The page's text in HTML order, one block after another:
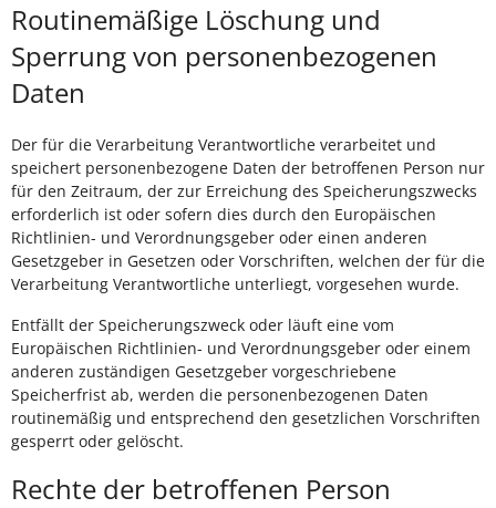
Routinemäßige Löschung und
Sperrung von personenbezogenen
Daten
Der für die Verarbeitung Verantwortliche verarbeitet und
speichert personenbezogene Daten der betroffenen Person nur
für den Zeitraum, der zur Erreichung des Speicherungszwecks
erforderlich ist oder sofern dies durch den Europäischen
Richtlinien- und Verordnungsgeber oder einen anderen
Gesetzgeber in Gesetzen oder Vorschriften, welchen der für die
Verarbeitung Verantwortliche unterliegt, vorgesehen wurde.
Entfällt der Speicherungszweck oder läuft eine vom
Europäischen Richtlinien- und Verordnungsgeber oder einem
anderen zuständigen Gesetzgeber vorgeschriebene
Speicherfrist ab, werden die personenbezogenen Daten
routinemäßig und entsprechend den gesetzlichen Vorschriften
gesperrt oder gelöscht.
Rechte der betroffenen Person